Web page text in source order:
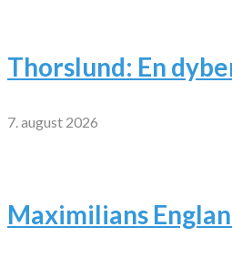
Thorslund: En
7. august 2026
Maximilians